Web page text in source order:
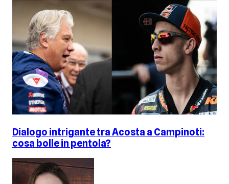
Dialogo intrigante tra Acosta a Campinoti:
cosa bolle in pentola?